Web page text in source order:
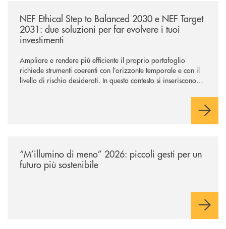
NEF Ethical Step to Balanced 2030 e NEF Target
2031: due soluzioni per far evolvere i tuoi
investimenti
Ampliare e rendere più efficiente il proprio portafoglio
richiede strumenti coerenti con l’orizzonte temporale e con il
livello di rischio desiderati. In questo contesto si inseriscono
soluzioni tra loro complementari, pensate per accompagnare
“M’illumino di meno” 2026: piccoli gesti per un
futuro più sostenibile